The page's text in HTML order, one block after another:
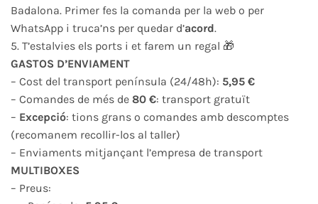
Badalona. Primer fes la comanda per la web o per
WhatsApp i truca’ns per quedar d’acord.
5. T’estalvies els ports i et farem un regal 🎁
GASTOS D’ENVIAMENT
– Cost del transport península (24/48h): 5,95 €
– Comandes de més de 80 €: transport gratuït
– Excepció: tions grans o comandes amb descomptes
(recomanem recollir-los al taller)
– Enviaments mitjançant l’empresa de transport
MULTIBOXES
– Preus: